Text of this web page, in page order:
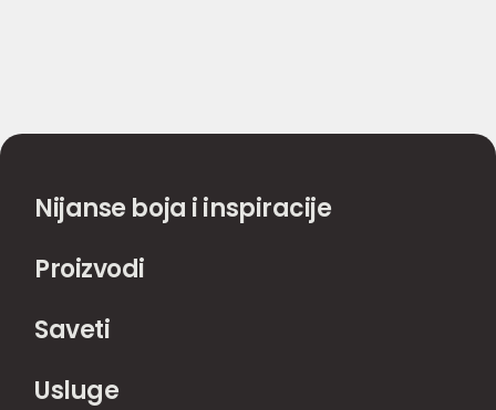
Nijanse boja i inspiracije
Proizvodi
Saveti
Usluge